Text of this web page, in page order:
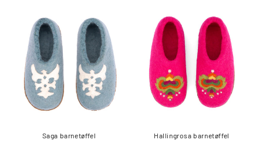
Saga barnetøffel Hallingrosa barnetøffel